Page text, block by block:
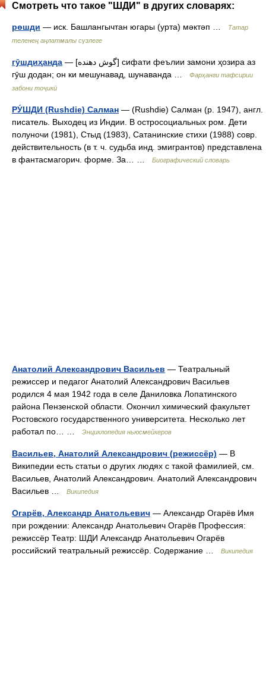
Смотреть что такое "ШДИ" в других словарях:
рөшди — иск. Башлангычтан югары (урта) мәктәп …
Татар
теленең аңлатмалы сүзлеге
гӯшдиҳанда — [گوش دهنده] сифати феълии замони ҳозира аз
гӯш додан; он ки мешунавад, шунаванда …
Фарҳанги тафсирии
забони тоҷикӣ
РУ́ШДИ (Rushdie) Салман — (Rushdie) Салман (р. 1947), англ.
писатель. Выходец из Индии. В остросоциальных ром. Дети
полуночи (1981), Стыд (1983), Сатанинские стихи (1988) совр.
действительность (в т. ч. судьба инд. эмигрантов) представлена
в фантасмагорич. форме. За… …
Биографический словарь
Анатолий Александрович Васильев — Театральный
режиссер и педагог Анатолий Александрович Васильев
родился 4 мая 1942 года в селе Даниловка Лопатинского
района Пензенской области. Окончил химический факультет
Ростовского государственного университета. Несколько лет
работал по… …
Энциклопедия ньюсмейкеров
Васильев, Анатолий Александрович (режиссёр) — В
Википедии есть статьи о других людях с такой фамилией, см.
Васильев, Анатолий Александрович. Анатолий Александрович
Васильев …
Википедия
Огарёв, Александр Анатольевич — Александр Огарёв Имя
при рождении: Александр Анатольевич Огарёв Профессия:
режиссёр Театр: ШДИ Александр Анатольевич Огарёв
российский театральный режиссёр. Содержание …
Википедия